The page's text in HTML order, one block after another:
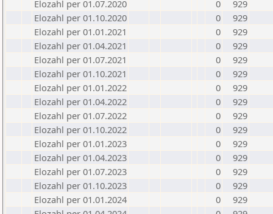
Elozahl per 01.07.2020
0
929
Elozahl per 01.10.2020
0
929
Elozahl per 01.01.2021
0
929
Elozahl per 01.04.2021
0
929
Elozahl per 01.07.2021
0
929
Elozahl per 01.10.2021
0
929
Elozahl per 01.01.2022
0
929
Elozahl per 01.04.2022
0
929
Elozahl per 01.07.2022
0
929
Elozahl per 01.10.2022
0
929
Elozahl per 01.01.2023
0
929
Elozahl per 01.04.2023
0
929
Elozahl per 01.07.2023
0
929
Elozahl per 01.10.2023
0
929
Elozahl per 01.01.2024
0
929